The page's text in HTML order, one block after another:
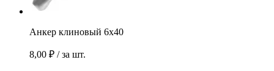
Анкер клиновый 6х40
8,00 ₽ / за шт.